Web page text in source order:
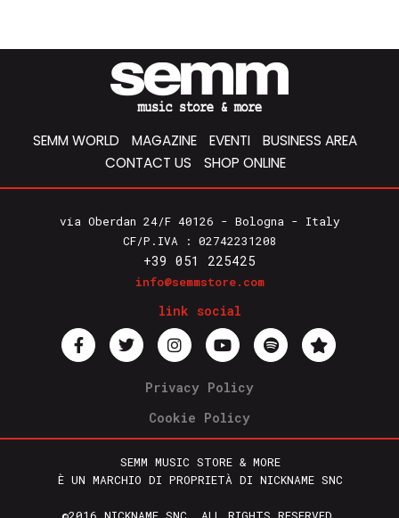
SEMM WORLD MAGAZINE EVENTI
BUSINESS AREA
CONTACT US
SHOP ONLINE
via Oberdan 24/F 40126 - Bologna - Italy
CF/P.IVA : 02742231208
+39 051 225425
info@semmstore.com
link social
Privacy Policy
Cookie Policy
SEMM MUSIC STORE & MORE
È UN MARCHIO DI PROPRIETÀ DI NICKNAME SNC